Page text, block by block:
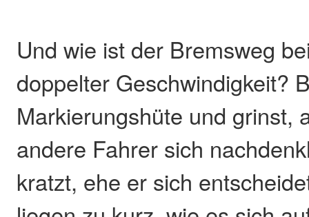
Und wie ist der Bremsweg
doppelter Geschwindigkeit?
Markierungshüte und grinst,
andere Fahrer sich
kratzt, ehe er sich